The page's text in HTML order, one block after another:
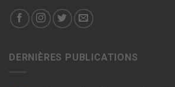
DERNIÈRES PUBLICATIONS